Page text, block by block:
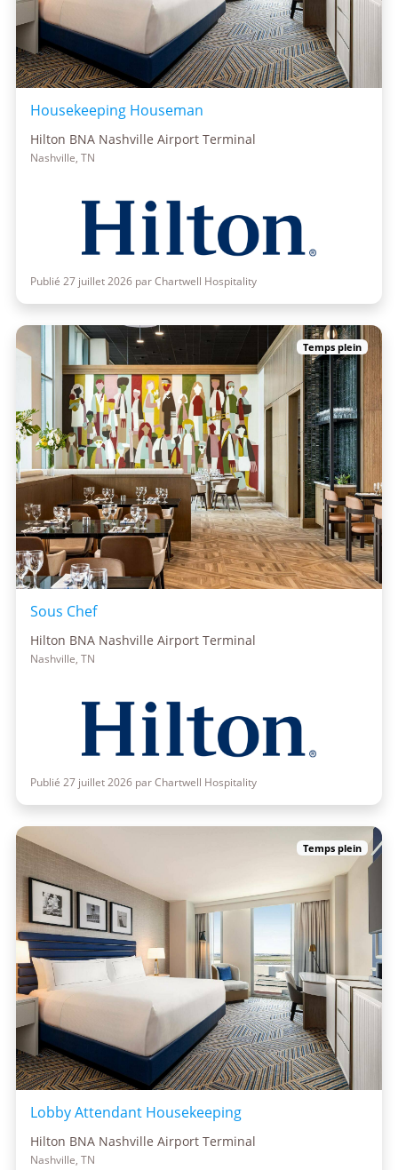
Housekeeping Houseman
Hilton BNA Nashville Airport Terminal
Nashville, TN
Publié 27 juillet 2026 par Chartwell Hospitality
Temps plein
Sous Chef
Hilton BNA Nashville Airport Terminal
Nashville, TN
Publié 27 juillet 2026 par Chartwell Hospitality
Temps plein
Lobby Attendant Housekeeping
Hilton BNA Nashville Airport Terminal
Nashville, TN